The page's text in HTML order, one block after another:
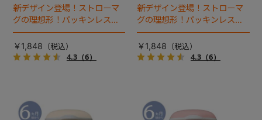
新デザイン登場！ストローマ
グの理想形！パッキンレス構
造で付けはずしやお手入れが
ラクな、スタンダードボト
ル。
￥1,848
4.3（6）
新デザイン登場！ストローマ
グの理想形！パッキンレス構
造で付けはずしやお手入れが
ラクな、スタンダードボト
ル。
￥1,848
4.3（6）